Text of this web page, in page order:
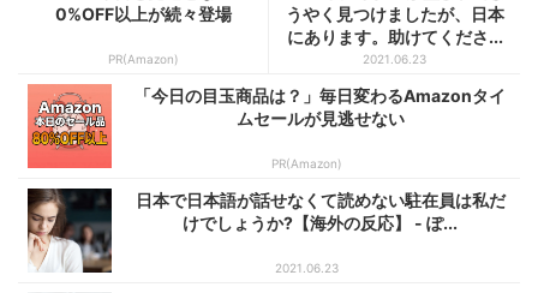
0%OFF以上が続々登場
PR(Amazon)
うやく見つけましたが、日本
にあります。助けてくださ...
2021.06.23
「今日の目玉商品は？」毎日変わるAmazonタイ
ムセールが見逃せない
PR(Amazon)
日本で日本語が話せなくて読めない駐在員は私だ
けでしょうか?【海外の反応】 - ぽ...
2021.06.23